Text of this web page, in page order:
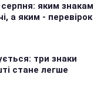
яким знакам
а яким - перевірок
три знаки
стане легше